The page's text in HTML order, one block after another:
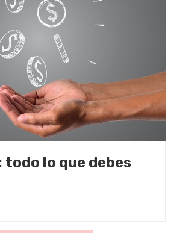
todo lo que debes